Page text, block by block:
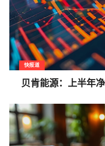
快报道
贝肯能源：上半年